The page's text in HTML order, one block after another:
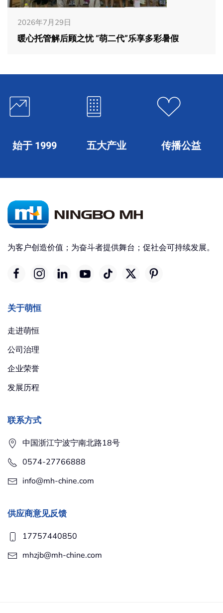
2026年7月29日
暖心托管解后顾之忧 “萌二代”乐享多彩暑假
始于 1999 五大产业 传播公益
为客户创造价值；为奋斗者提供舞台；促社会可持续发展。
关于萌恒
走进萌恒
公司治理
企业荣誉
发展历程
联系方式
中国浙江宁波宁南北路18号
0574-27766888
info@mh-chine.com
供应商意见反馈
17757440850
mhzjb@mh-chine.com